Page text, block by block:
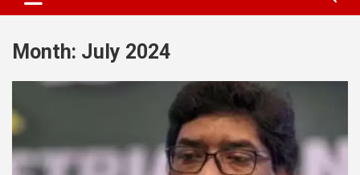
Month: July 2024